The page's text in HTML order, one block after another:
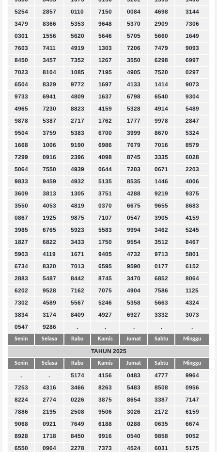
5254
2857 0110 7150 0084 4698
3144
3479
8366 5353 9648 5370 2909
7306
0301
1556 5620 5646 5705 5660
1649
7603
7411 4919 1303 7206 7479
9093
8450
3457 7352 1267 3550 6298
6997
7023
8104 1085 7195 4905 7520
0297
6504
8329 9772 1697 4133 1414
9073
9733
6941 4809 1637 6798 6540
9304
4965
7230 8823 4159 5328 4914
5489
9878
5387 2717 1762 1777 9978
2847
9504
3759 5383 6700 3999 8670
5324
1668
1006 9190 6986 7679 7016
8579
7299
0916 2396 4098 8745 3335
6028
5064
7550 4939 0644 7203 0671
2203
9833
9459 4932 5135 8535 1446
4006
3609
3813 1305 3751 4288 9219
9375
3550
4053 4819 0370 6675 9655
8683
0867
1925 9875 7107 0547 3905
4159
3985
6765 5923 5583 9994 3462
5245
1827
6822 3433 1750 9554 3512
8467
5903
4119 1671 9405 4732 9713
5801
6734
8320 7013 6595 9590 0177
6152
2883
5487 8442 8745 3470 6852
8064
6202
9528 7162 7075 4904 7586
1125
7302
4589 5567 5246 5358 5663
4324
3834
3174 8409 4927 6927 3332
3073
0547
9286 . . . . .
Senin Selasa Rabu Kamis Jumat Sabtu Minggu
TAHUN 2025
Senin Selasa Rabu Kamis Jumat Sabtu Minggu
. . 5174 4156 0483 4777
9964
7253
4316 3466 8263 5483 8508
0956
8224
2774 0226 3875 8654 3387
7147
7886
2195 2508 9506 3026 2172
6159
9068
0921 7649 6188 0288 0635
6674
8928
1718 8450 9916 0540 9858
9052
6550
0964 2278 7373 4524 6031
5175